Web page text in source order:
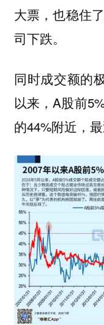
大票，也稳住
司下跌。
同时成交额的
以来，A股前
的44%附近，